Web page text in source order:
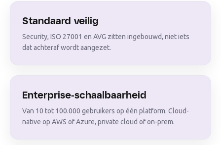
Standaard veilig
Security, ISO 27001 en AVG zitten ingebouwd, niet iets
dat achteraf wordt aangezet.
Enterprise-schaalbaarheid
Van 10 tot 100.000 gebruikers op één platform. Cloud-
native op AWS of Azure, private cloud of on-prem.